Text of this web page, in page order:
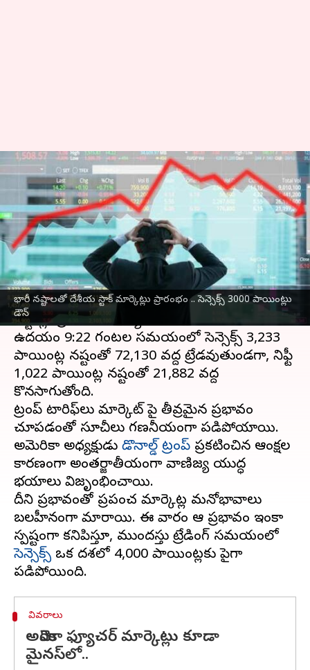
భారీ నష్టాలతో దేశీయ స్టాక్ మార్కెట్లు ప్రారంభం .. సెన్సెక్స్‌ 3000 పాయింట్లు
డౌన్‌
stock Market: భారీ నష్టాలతో దేశీయ
స్టాక్ మార్కెట్లు ప్రారంభం .. సెన్సెక్స్‌
3000 పాయింట్లు డౌన్‌
వ్రాసిన వారు Sirish Praharaju Apr 07, 2025 10:01 am
ఈ వార్తాకథనం ఏంటి
దేశీయ స్టాక్ మార్కెట్లు సోమవారం ఉదయం భారీ
నష్టాల్లో ప్రారంభమయ్యాయి.
ఉదయం 9:22 గంటల సమయంలో సెన్సెక్స్ 3,233
పాయింట్ల నష్టంతో 72,130 వద్ద ట్రేడవుతుండగా, నిఫ్టీ
1,022 పాయింట్ల నష్టంతో 21,882 వద్ద
కొనసాగుతోంది.
ట్రంప్ టారిఫ్‌లు మార్కెట్ పై తీవ్రమైన ప్రభావం
చూపడంతో సూచీలు గణనీయంగా పడిపోయాయి.
అమెరికా అధ్యక్షుడు డొనాల్డ్ ట్రంప్ ప్రకటించిన ఆంక్షల
కారణంగా అంతర్జాతీయంగా వాణిజ్య యుద్ధ
భయాలు విజృంభించాయి.
దీని ప్రభావంతో ప్రపంచ మార్కెట్ల మనోభావాలు
బలహీనంగా మారాయి. ఈ వారం ఆ ప్రభావం ఇంకా
స్పష్టంగా కనిపిస్తూ, ముందస్తు ట్రేడింగ్ సమయంలో
సెన్సెక్స్ ఒక దశలో 4,000 పాయింట్లకు పైగా
వివరాలు
అమెరికా ఫ్యూచర్ మార్కెట్లు కూడా
మైనస్‌లో..